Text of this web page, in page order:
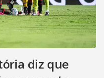
diz que